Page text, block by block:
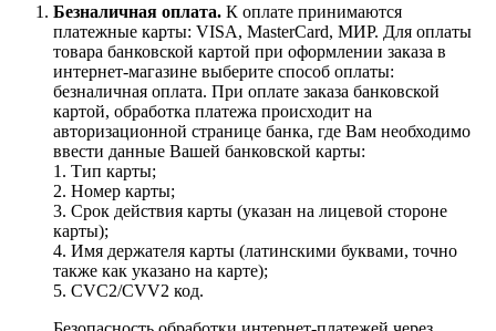
Безналичная оплата. К оплате принимаются
платежные карты: VISA, MasterCard, МИР. Для оплаты
товара банковской картой при оформлении заказа в
интернет-магазине выберите способ оплаты:
безналичная оплата. При оплате заказа банковской
картой, обработка платежа происходит на
авторизационной странице банка, где Вам необходимо
ввести данные Вашей банковской карты:
1. Тип карты;
2. Номер карты;
3. Срок действия карты (указан на лицевой стороне
карты);
4. Имя держателя карты (латинскими буквами, точно
также как указано на карте);
5. CVC2/CVV2 код.